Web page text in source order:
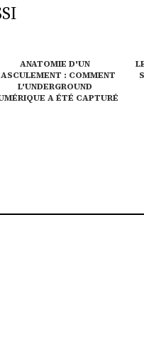
ANATOMIE D'UN
: COMMENT
L'UNDERGROUND
A ÉTÉ CAPTURÉ